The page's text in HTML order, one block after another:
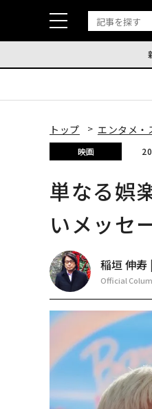
トップ エンタメ・
映画
単なる娯
いメッセ
稲垣 伸
Official